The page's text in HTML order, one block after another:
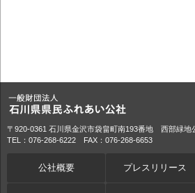
〒920-0361 石川県金沢市袋畠町南193番地 西部緑地
TEL：076-268-6222 FAX：076-268-6653
公社概要 プレスリリース